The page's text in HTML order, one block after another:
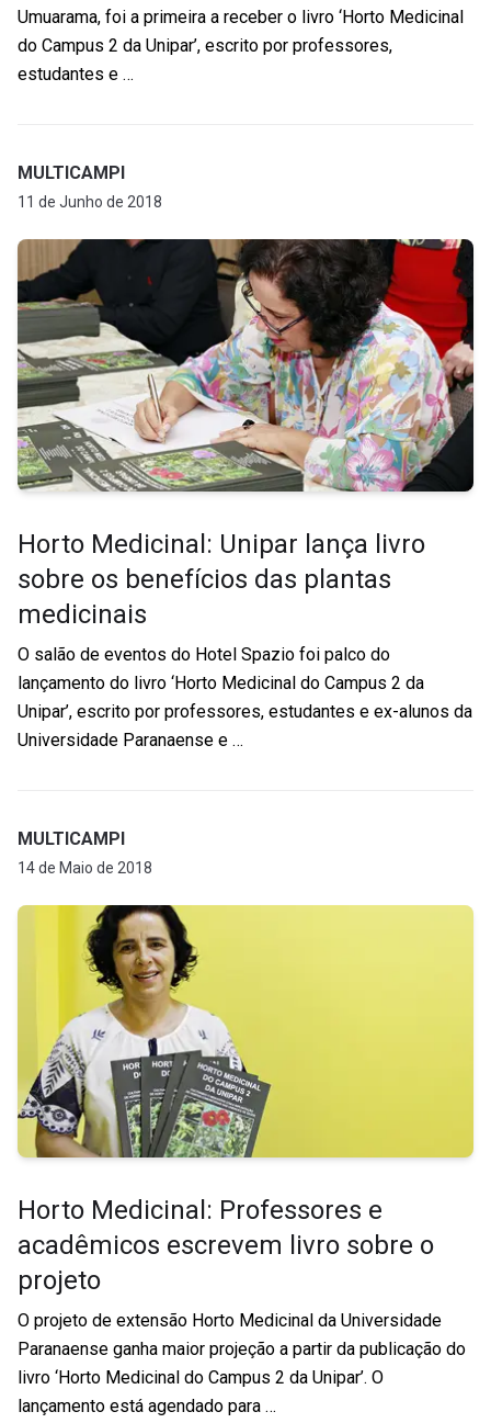
Umuarama, foi a primeira a receber o livro ‘Horto Medicinal
do Campus 2 da Unipar’, escrito por professores,
estudantes e …
MULTICAMPI
11 de Junho de 2018
Horto Medicinal: Unipar lança livro
sobre os benefícios das plantas
medicinais
O salão de eventos do Hotel Spazio foi palco do
lançamento do livro ‘Horto Medicinal do Campus 2 da
Unipar’, escrito por professores, estudantes e ex-alunos da
Universidade Paranaense e …
MULTICAMPI
14 de Maio de 2018
Horto Medicinal: Professores e
acadêmicos escrevem livro sobre o
projeto
O projeto de extensão Horto Medicinal da Universidade
Paranaense ganha maior projeção a partir da publicação do
livro ‘Horto Medicinal do Campus 2 da Unipar’. O
lançamento está agendado para …